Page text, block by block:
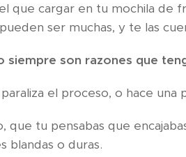
que cargar en tu mochila de
ser muchas, y te las
siempre son razones que
el proceso, o hace una
que tu pensabas que
blandas o duras.